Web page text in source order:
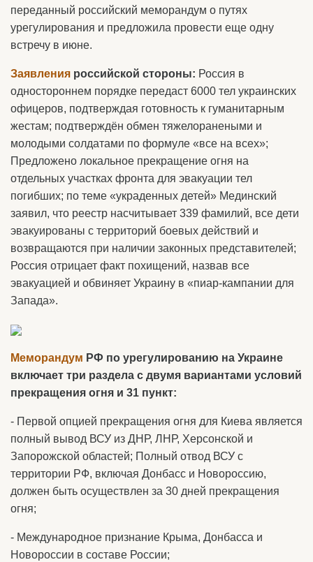
переданный российский меморандум о путях
урегулирования и предложила провести еще одну
встречу в июне.
Заявления российской стороны: Россия в
одностороннем порядке передаст 6000 тел украинских
офицеров, подтверждая готовность к гуманитарным
жестам; подтверждён обмен тяжелоранеными и
молодыми солдатами по формуле «все на всех»;
Предложено локальное прекращение огня на
отдельных участках фронта для эвакуации тел
погибших; по теме «украденных детей» Мединский
заявил, что реестр насчитывает 339 фамилий, все дети
эвакуированы с территорий боевых действий и
возвращаются при наличии законных представителей;
Россия отрицает факт похищений, назвав все
эвакуацией и обвиняет Украину в «пиар-кампании для
Запада».
Меморандум РФ по урегулированию на Украине
включает три раздела с двумя вариантами условий
прекращения огня и 31 пункт:
- Первой опцией прекращения огня для Киева является
полный вывод ВСУ из ДНР, ЛНР, Херсонской и
Запорожской областей; Полный отвод ВСУ с
территории РФ, включая Донбасс и Новороссию,
должен быть осуществлен за 30 дней прекращения
огня;
- Международное признание Крыма, Донбасса и
Новороссии в составе России;